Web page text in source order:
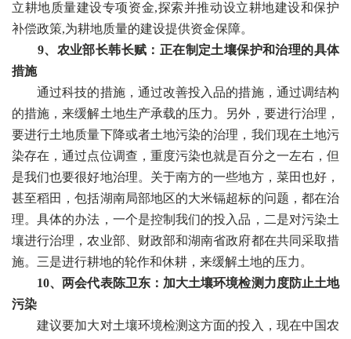
立耕地质量建设专项资金,探索并推动设立耕地建设和保护
补偿政策,为耕地质量的建设提供资金保障。
9、农业部长韩长赋：正在制定土壤保护和治理的具体
措施
通过科技的措施，通过改善投入品的措施，通过调结构
的措施，来缓解土地生产承载的压力。另外，要进行治理，
要进行土地质量下降或者土地污染的治理，我们现在土地污
染存在，通过点位调查，重度污染也就是百分之一左右，但
是我们也要很好地治理。关于南方的一些地方，菜田也好，
甚至稻田，包括湖南局部地区的大米镉超标的问题，都在治
理。具体的办法，一个是控制我们的投入品，二是对污染土
壤进行治理，农业部、财政部和湖南省政府都在共同采取措
施。三是进行耕地的轮作和休耕，来缓解土地的压力。
10、两会代表陈卫东：加大土壤环境检测力度防止土地
污染
建议要加大对土壤环境检测这方面的投入，现在中国农